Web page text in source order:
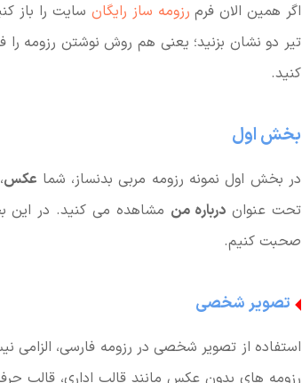
اگر همین الان فرم رزومه ساز رایگان سایت را باز
تیر دو نشان بزنید؛ یعنی هم روش نوشتن رزومه را
کنید.
بخش اول
در بخش اول نمونه رزومه مربی بدنساز، شما عکس،
تحت عنوان درباره من مشاهده می کنید. در این
صحبت کنیم.
تصویر شخصی
استفاده از تصویر شخصی در رزومه فارسی، الزامی
رزومه های بدون عکس مانند قالب اداری، قالب